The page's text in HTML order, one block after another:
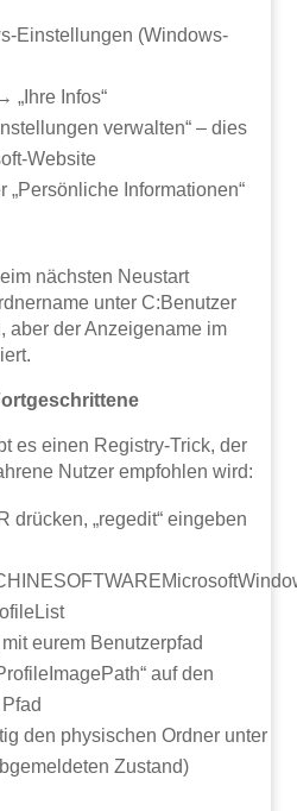
Einstellungen (Windows-
„Ihre Infos“
verwalten“ – dies
Website
„Persönliche Informationen“
nächsten Neustart
unter C:Benutzer
aber der Anzeigename im
es einen Registry-Trick, der
Nutzer empfohlen wird:
drücken, „regedit“ eingeben
eurem Benutzerpfad
auf den
den physischen Ordner unter
Zustand)